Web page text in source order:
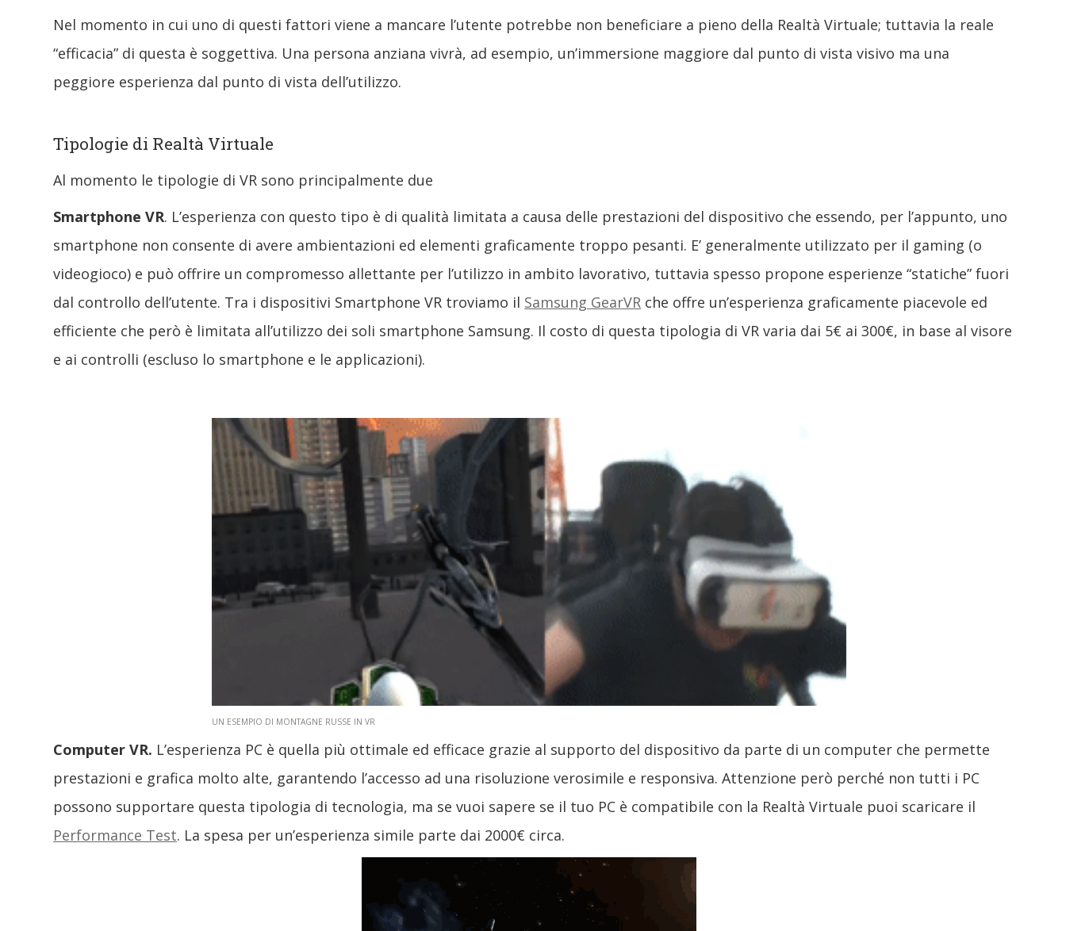
Nel momento in cui uno di questi fattori viene a mancare l’utente potrebbe non beneficiare a pieno della Realtà Virtuale; tuttavia la reale
“efficacia” di questa è soggettiva. Una persona anziana vivrà, ad esempio, un’immersione maggiore dal punto di vista visivo ma una
peggiore esperienza dal punto di vista dell’utilizzo.
Tipologie di Realtà Virtuale
Al momento le tipologie di VR sono principalmente due
Smartphone VR. L’esperienza con questo tipo è di qualità limitata a causa delle prestazioni del dispositivo che essendo, per l’appunto, uno
smartphone non consente di avere ambientazioni ed elementi graficamente troppo pesanti. E’ generalmente utilizzato per il gaming (o
videogioco) e può offrire un compromesso allettante per l’utilizzo in ambito lavorativo, tuttavia spesso propone esperienze “statiche” fuori
dal controllo dell’utente. Tra i dispositivi Smartphone VR troviamo il Samsung GearVR che offre un’esperienza graficamente piacevole ed
efficiente che però è limitata all’utilizzo dei soli smartphone Samsung. Il costo di questa tipologia di VR varia dai 5€ ai 300€, in base al visore
e ai controlli (escluso lo smartphone e le applicazioni).
UN ESEMPIO DI MONTAGNE RUSSE IN VR
Computer VR. L’esperienza PC è quella più ottimale ed efficace grazie al supporto del dispositivo da parte di un computer che permette
prestazioni e grafica molto alte, garantendo l’accesso ad una risoluzione verosimile e responsiva. Attenzione però perché non tutti i PC
possono supportare questa tipologia di tecnologia, ma se vuoi sapere se il tuo PC è compatibile con la Realtà Virtuale puoi scaricare il
Performance Test. La spesa per un’esperienza simile parte dai 2000€ circa.